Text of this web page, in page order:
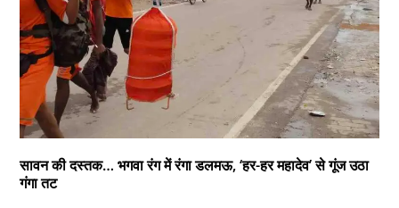
सावन की दस्तक… भगवा रंग में रंगा डलमऊ, ‘हर-हर महादेव’ से गूंज उठा
गंगा तट